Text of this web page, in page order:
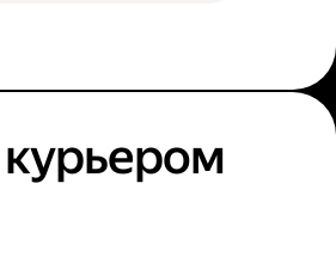
курьером